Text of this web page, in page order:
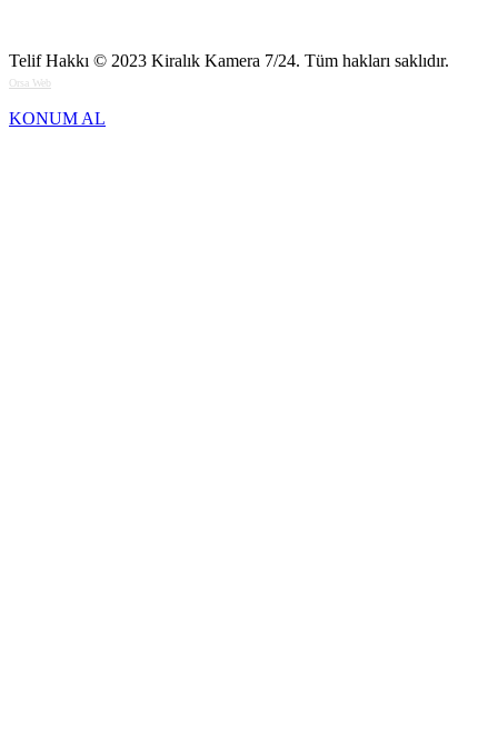
Telif Hakkı © 2023 Kiralık Kamera 7/24. Tüm hakları saklıdır.
Orsa Web
KONUM AL